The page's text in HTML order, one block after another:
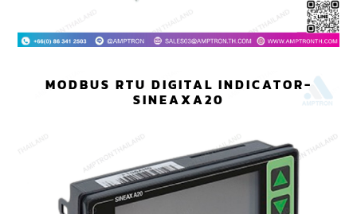
MODBUS RTU DIGITAL INDICATOR-
SINEAXA20